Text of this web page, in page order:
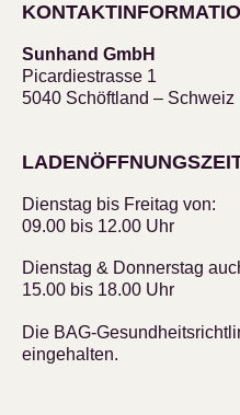
Sunhand GmbH
Picardiestrasse 1
5040 Schöftland – Schweiz
Dienstag bis Freitag von:
09.00 bis 12.00 Uhr
Dienstag & Donnerstag
15.00 bis 18.00 Uhr
Die BAG-
eingehalten.